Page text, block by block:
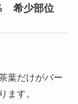
希少部位
葉だけがバー
ます。